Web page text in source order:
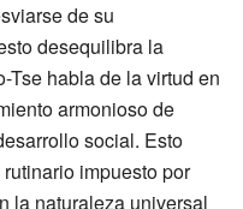
de su
desequilibra la
Tse habla de la virtud en
armonioso de
social. Esto
impuesto por
la naturaleza universal